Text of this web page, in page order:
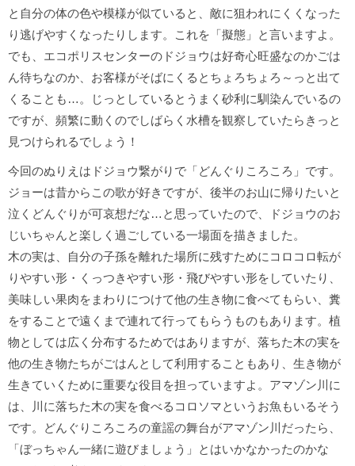
と自分の体の色や模様が似ていると、敵に狙われにくくなった
り逃げやすくなったりします。これを「擬態」と言いますよ。
でも、エコポリスセンターのドジョウは好奇心旺盛なのかごは
ん待ちなのか、お客様がそばにくるとちょろちょろ～っと出て
くることも…。じっとしているとうまく砂利に馴染んでいるの
ですが、頻繁に動くのでしばらく水槽を観察していたらきっと
見つけられるでしょう！
今回のぬりえはドジョウ繋がりで「どんぐりころころ」です。
ジョーは昔からこの歌が好きですが、後半のお山に帰りたいと
泣くどんぐりが可哀想だな…と思っていたので、ドジョウのお
じいちゃんと楽しく過ごしている一場面を描きました。
木の実は、自分の子孫を離れた場所に残すためにコロコロ転が
りやすい形・くっつきやすい形・飛びやすい形をしていたり、
美味しい果肉をまわりにつけて他の生き物に食べてもらい、糞
をすることで遠くまで連れて行ってもらうものもあります。植
物としては広く分布するためではありますが、落ちた木の実を
他の生き物たちがごはんとして利用することもあり、生き物が
生きていくために重要な役目を担っていますよ。アマゾン川に
は、川に落ちた木の実を食べるコロソマというお魚もいるそう
です。どんぐりころころの童謡の舞台がアマゾン川だったら、
「ぼっちゃん一緒に遊びましょう」とはいかなかったのかな